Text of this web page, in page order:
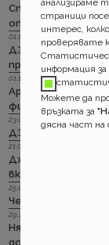
Стикерът по
опит да влезе в
01.11.2022 г.
ДЗИ: Стрийминг
през ноември
01.11.2022 г.
Армеец:
фирмите също
23.09.2022 г.
ДЗИ: Ами няма
21.09.2022 г.
Дженерали:
включително и
25.08.2022 г.
Черно бялото ще
29.12.2018 г.
Няма да работим
добра година.
анализираме
страници
интерес,
проверявате
информация за
Можете да
връзката за
дясна част